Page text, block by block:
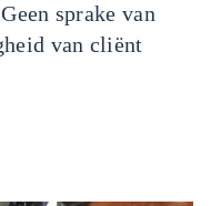
sprake van
van cliënt